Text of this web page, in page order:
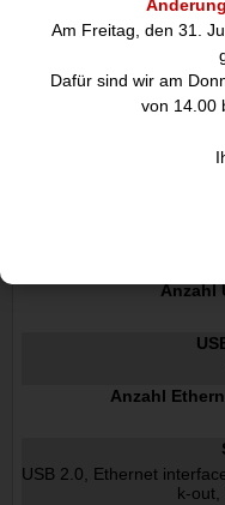
Am Freitag, den 31.
Dafür sind wir am
von 14.00
Anzahl
Anzahl
USB 2.0, Ethernet
k-out,